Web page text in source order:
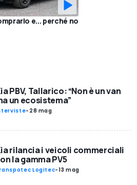
e... perché no
PBV, Tallarico: “Non è un van
un ecosistema”
- 28 mag
rilancia i veicoli commerciali
la gamma PV5
Logitec-13 mag